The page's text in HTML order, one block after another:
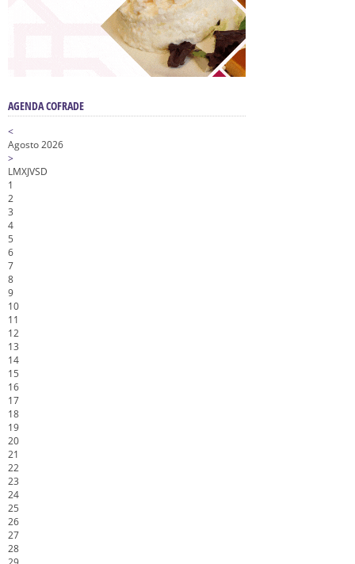
AGENDA COFRADE
<
Agosto 2026
>
LMXJVSD
1
2
3
4
5
6
7
8
9
10
11
12
13
14
15
16
17
18
19
20
21
22
23
24
25
26
27
28